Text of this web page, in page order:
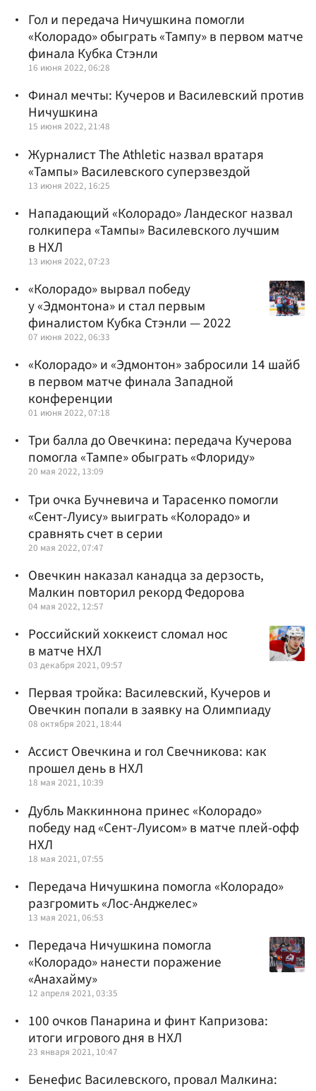
Гол и передача Ничушкина помогли
«Колорадо» обыграть «Тампу» в первом матче
финала Кубка Стэнли
16 июня 2022, 06:28
Финал мечты: Кучеров и Василевский против
Ничушкина
15 июня 2022, 21:48
Журналист The Athletic назвал вратаря
«Тампы» Василевского суперзвездой
13 июня 2022, 16:25
Нападающий «Колорадо» Ландеског назвал
голкипера «Тампы» Василевского лучшим
в НХЛ
13 июня 2022, 07:23
«Колорадо» вырвал победу
у «Эдмонтона» и стал первым
финалистом Кубка Стэнли — 2022
07 июня 2022, 06:33
«Колорадо» и «Эдмонтон» забросили 14 шайб
в первом матче финала Западной
конференции
01 июня 2022, 07:18
Три балла до Овечкина: передача Кучерова
помогла «Тампе» обыграть «Флориду»
20 мая 2022, 13:09
Три очка Бучневича и Тарасенко помогли
«Сент-Луису» выиграть «Колорадо» и
сравнять счет в серии
20 мая 2022, 07:47
Овечкин наказал канадца за дерзость,
Малкин повторил рекорд Федорова
04 мая 2022, 12:57
Российский хоккеист сломал нос
в матче НХЛ
03 декабря 2021, 09:57
Первая тройка: Василевский, Кучеров и
Овечкин попали в заявку на Олимпиаду
08 октября 2021, 18:44
Ассист Овечкина и гол Свечникова: как
прошел день в НХЛ
18 мая 2021, 10:39
Дубль Маккиннона принес «Колорадо»
победу над «Сент-Луисом» в матче плей-офф
НХЛ
18 мая 2021, 07:55
Передача Ничушкина помогла «Колорадо»
разгромить «Лос-Анджелес»
13 мая 2021, 06:53
Передача Ничушкина помогла
«Колорадо» нанести поражение
«Анахайму»
12 апреля 2021, 03:35
100 очков Панарина и финт Капризова:
итоги игрового дня в НХЛ
23 января 2021, 10:47
Бенефис Василевского, провал Малкина: